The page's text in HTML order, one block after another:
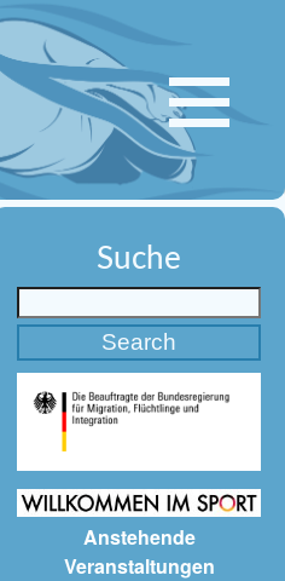
Suche
Anstehende
Veranstaltungen